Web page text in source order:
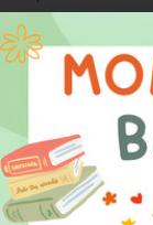
Ci raccontate
partecipare ai
loro? Notate
:«
nostri clan si
gruppo che